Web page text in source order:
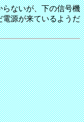
らないが、下の信号機
源が来ているようだ